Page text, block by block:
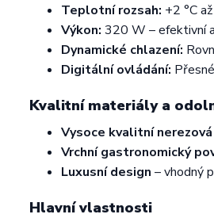
Teplotní rozsah: +2 °C
Výkon: 320 W – efektivní
Dynamické chlazení:
Digitální ovládání:
Kvalitní materiály a
Vysoce kvalitní
Vrchní gastronomický
Luxusní design – vhodný
Hlavní vlastnosti